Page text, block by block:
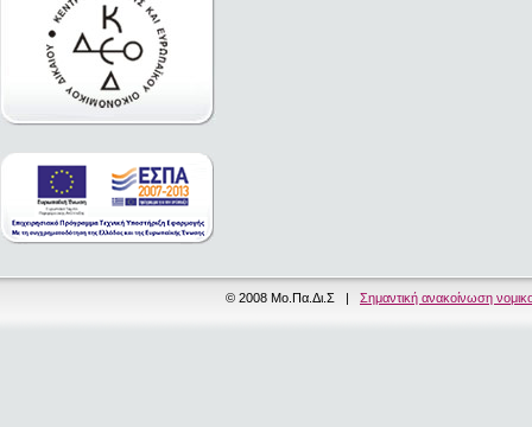
© 2008 Μο.Πα.Δι.Σ | Σημαντική ανακοίνωση